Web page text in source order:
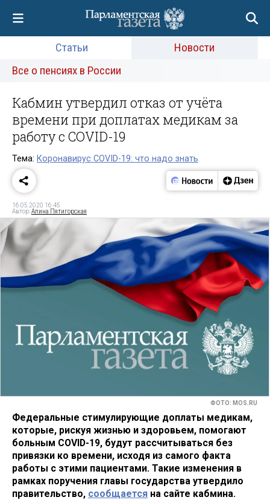
Статьи
Новости
Все о пенсиях в России
Кабмин утвердил отказ от учёта
времени при доплатах медикам за
работу с COVID-19
Тема: Коронавирус COVID-19: что надо знать
16.05.2020 16:45
Автор:Алина Пятигорская
ФОТО: MOS.RU
Федеральные стимулирующие доплаты медикам,
которые, рискуя жизнью и здоровьем, помогают
больным COVID-19, будут рассчитываться без
привязки ко времени, исходя из самого факта
работы с этими пациентами. Такие изменения в
рамках поручения главы государства утвердило
правительство, сообщается на сайте кабмина.